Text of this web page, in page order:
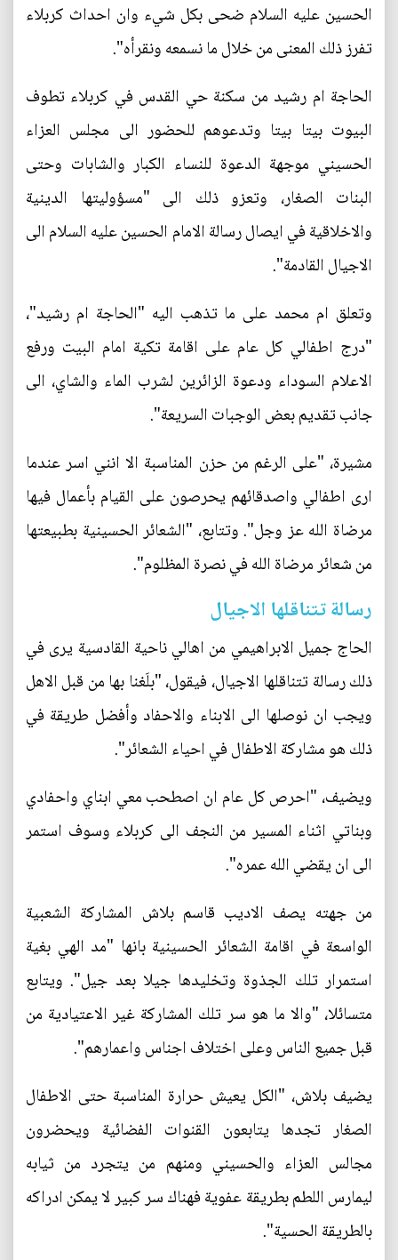
الحسين عليه السلام ضحى بكل شيء وان احداث كربلاء
تفرز ذلك المعنى من خلال ما نسمعه ونقرأه".
الحاجة ام رشيد من سكنة حي القدس في كربلاء تطوف
البيوت بيتا بيتا وتدعوهم للحضور الى مجلس العزاء
الحسيني موجهة الدعوة للنساء الكبار والشابات وحتى
البنات الصغار، وتعزو ذلك الى "مسؤوليتها الدينية
والاخلاقية في ايصال رسالة الامام الحسين عليه السلام الى
الاجيال القادمة".
وتعلق ام محمد على ما تذهب اليه "الحاجة ام رشيد"،
"درج اطفالي كل عام على اقامة تكية امام البيت ورفع
الاعلام السوداء ودعوة الزائرين لشرب الماء والشاي، الى
جانب تقديم بعض الوجبات السريعة".
مشيرة، "على الرغم من حزن المناسبة الا انني اسر عندما
ارى اطفالي واصدقائهم يحرصون على القيام بأعمال فيها
مرضاة الله عز وجل". وتتابع، "الشعائر الحسينية بطبيعتها
من شعائر مرضاة الله في نصرة المظلوم".
رسالة تتناقلها الاجيال
الحاج جميل الابراهيمي من اهالي ناحية القادسية يرى في
ذلك رسالة تتناقلها الاجيال، فيقول، "بلَغنا بها من قبل الاهل
ويجب ان نوصلها الى الابناء والاحفاد وأفضل طريقة في
ذلك هو مشاركة الاطفال في احياء الشعائر".
ويضيف، "احرص كل عام ان اصطحب معي ابناي واحفادي
وبناتي اثناء المسير من النجف الى كربلاء وسوف استمر
الى ان يقضي الله عمره".
من جهته يصف الاديب قاسم بلاش المشاركة الشعبية
الواسعة في اقامة الشعائر الحسينية بانها "مد الهي بغية
استمرار تلك الجذوة وتخليدها جيلا بعد جيل". ويتابع
متسائلا، "والا ما هو سر تلك المشاركة غير الاعتيادية من
قبل جميع الناس وعلى اختلاف اجناس واعمارهم".
يضيف بلاش، "الكل يعيش حرارة المناسبة حتى الاطفال
الصغار تجدها يتابعون القنوات الفضائية ويحضرون
مجالس العزاء والحسيني ومنهم من يتجرد من ثيابه
ليمارس اللطم بطريقة عفوية فهناك سر كبير لا يمكن ادراكه
بالطريقة الحسية".